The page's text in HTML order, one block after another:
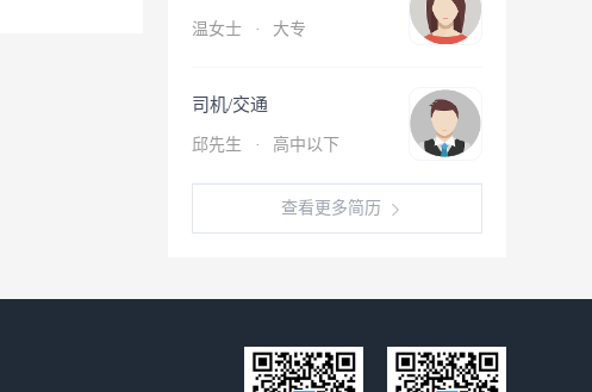
温女士 · 大专
司机/交通
邱先生 · 高中以下
查看更多简历